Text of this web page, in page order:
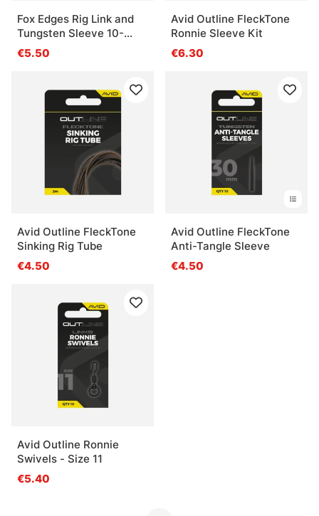
Fox Edges Rig Link and
Tungsten Sleeve 10-
pack
€5.50
Avid Outline FleckTone
Ronnie Sleeve Kit
€6.30
Avid Outline FleckTone
Sinking Rig Tube
€4.50
Avid Outline FleckTone
Anti-Tangle Sleeve
€4.50
Avid Outline Ronnie
Swivels - Size 11
€5.40